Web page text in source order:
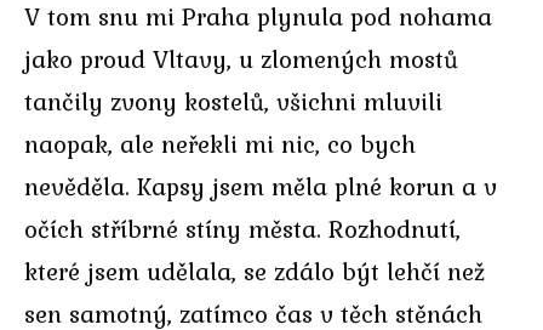
V tom snu mi Praha plynula pod nohama
jako proud Vltavy, u zlomených mostů
tančily zvony kostelů, všichni mluvili
naopak, ale neřekli mi nic, co bych
nevěděla. Kapsy jsem měla plné korun a v
očích stříbrné stíny města. Rozhodnutí,
které jsem udělala, se zdálo být lehčí než
sen samotný, zatímco čas v těch stěnách